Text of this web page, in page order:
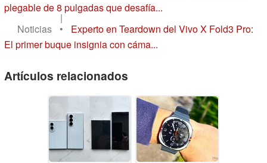
plegable de 8 pulgadas que desafía...
|
Noticias
•
Experto en Teardown del Vivo X Fold3 Pro:
El primer buque insignia con cáma...
Artículos relacionados